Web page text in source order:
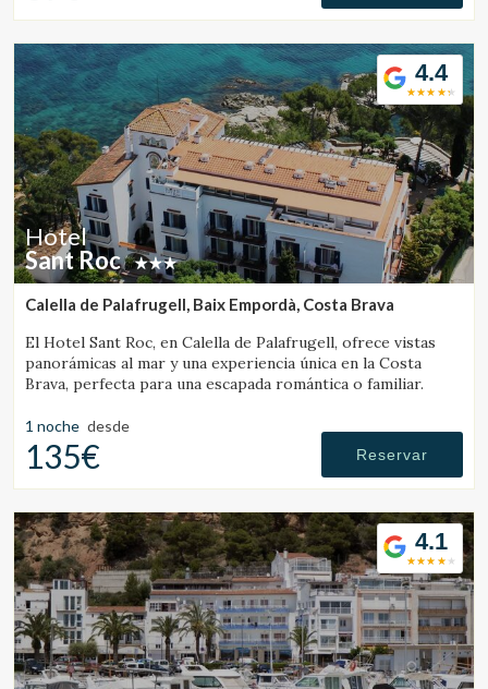
4.4
Hotel
Sant Roc
Calella de Palafrugell, Baix Empordà, Costa Brava
El Hotel Sant Roc, en Calella de Palafrugell, ofrece vistas
panorámicas al mar y una experiencia única en la Costa
Brava, perfecta para una escapada romántica o familiar.
1 noche desde
135€ Reservar
4.1